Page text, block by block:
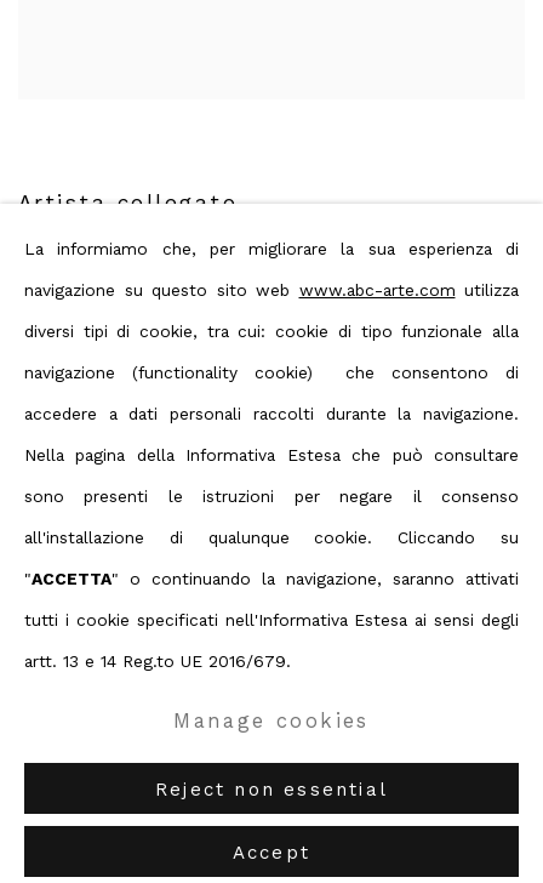
Artista collegato
Nanni Valentini
Privacy Policy
Manage cookies
Terms & Conditions
Contact us on Whatsapp
Diritti d'autore 2026 ABC ARTE
via XX Settembre 11/A, 16121 Genova
La informiamo che, per migliorare la sua esperienza di
navigazione su questo sito web www.abc-arte.com utilizza
diversi tipi di cookie, tra cui: cookie di tipo funzionale alla
navigazione (functionality cookie) che consentono di
accedere a dati personali raccolti durante la navigazione.
Nella pagina della Informativa Estesa che può consultare
sono presenti le istruzioni per negare il consenso
all'installazione di qualunque cookie. Cliccando su
"ACCETTA" o continuando la navigazione, saranno attivati
tutti i cookie specificati nell'Informativa Estesa ai sensi degli
artt. 13 e 14 Reg.to UE 2016/679.
Manage cookies
Reject non essential
Accept